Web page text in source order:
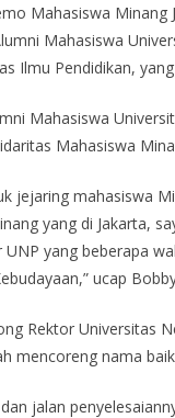
Mahasiswa
Mahasiswa
Ilmu Pendidikan,
Mahasiswa
Mahasiswa
jejaring mahasiswa
yang di Jakarta,
yang beberapa
ucap
Rektor Universitas
mencoreng nama
jalan